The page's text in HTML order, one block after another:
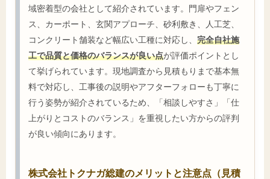
域密着型の会社として紹介されています。門扉やフェン
ス、カーポート、玄関アプローチ、砂利敷き、人工芝、
コンクリート舗装など幅広い工種に対応し、 完全自社施
工で品質と価格のバランスが良い点が評価ポイントとし
て挙げられています。現地調査から見積もりまで基本無
料で対応し、工事後の説明やアフターフォローも丁寧に
行う姿勢が紹介されているため、「相談しやすさ」「仕
上がりとコストのバランス」を重視したい方からの評判
が良い傾向にあります。
株式会社トクナガ総建のメリットと注意点（見積